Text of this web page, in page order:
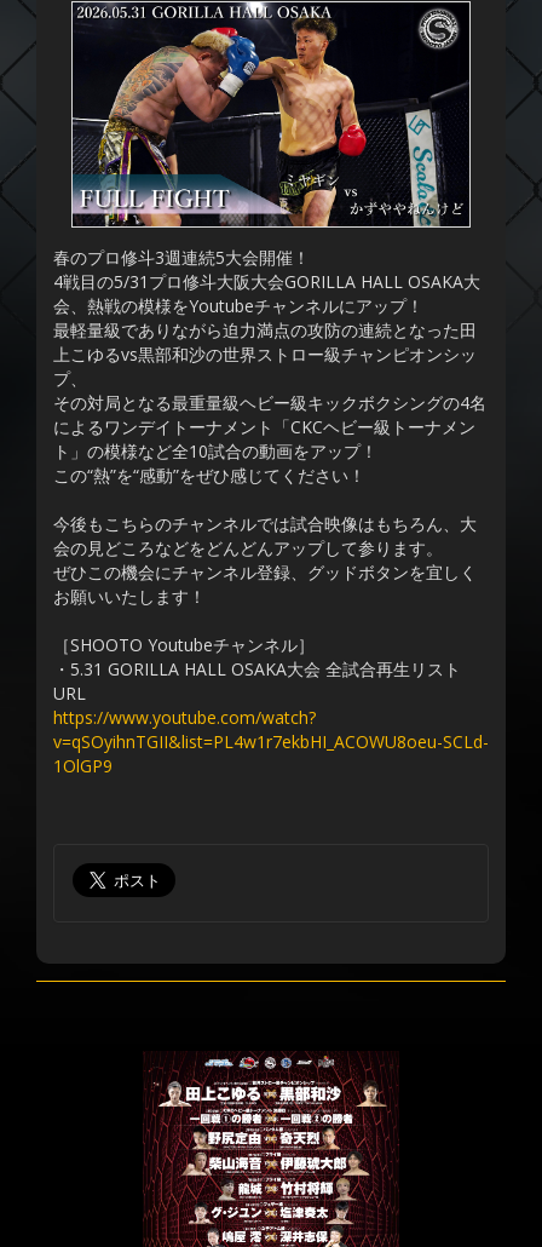
春のプロ修斗3週連続5大会開催！
4戦目の5/31プロ修斗大阪大会GORILLA HALL OSAKA大
会、熱戦の模様をYoutubeチャンネルにアップ！
最軽量級でありながら迫力満点の攻防の連続となった田
上こゆるvs黒部和沙の世界ストロー級チャンピオンシッ
プ、
その対局となる最重量級ヘビー級キックボクシングの4名
によるワンデイトーナメント「CKCヘビー級トーナメン
ト」の模様など全10試合の動画をアップ！
この“熱”を“感動”をぜひ感じてください！
今後もこちらのチャンネルでは試合映像はもちろん、大
会の見どころなどをどんどんアップして参ります。
ぜひこの機会にチャンネル登録、グッドボタンを宜しく
お願いいたします！
［SHOOTO Youtubeチャンネル］
・5.31 GORILLA HALL OSAKA大会 全試合再生リスト
URL
https://www.youtube.com/watch?
v=qSOyihnTGII&list=PL4w1r7ekbHI_ACOWU8oeu-SCLd-
1OlGP9